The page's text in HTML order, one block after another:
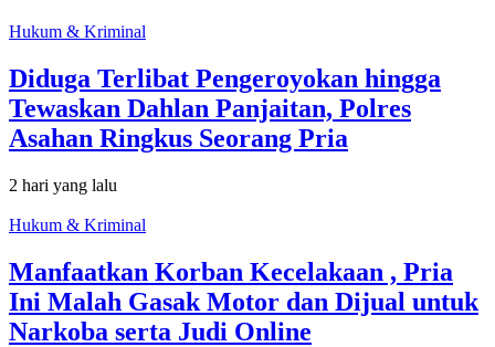
Hukum & Kriminal
Diduga Terlibat Pengeroyokan hingga
Tewaskan Dahlan Panjaitan, Polres
Asahan Ringkus Seorang Pria
2 hari yang lalu
Hukum & Kriminal
Manfaatkan Korban Kecelakaan , Pria
Ini Malah Gasak Motor dan Dijual untuk
Narkoba serta Judi Online